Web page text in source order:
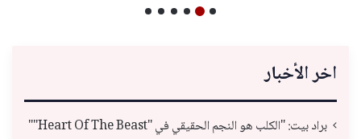
اخر الأخبار
براد بيت: "الكلب هو النجم الحقيقي في "Heart Of The Beast""